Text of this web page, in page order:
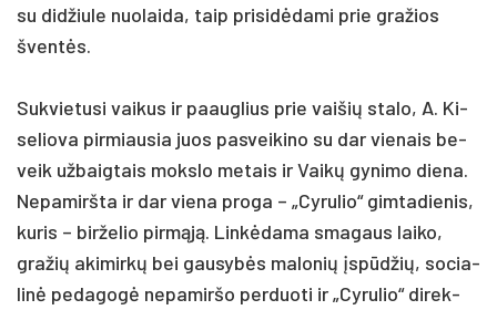
su did­žiu­le nuo­lai­da, taip pri­si­dėda­mi prie gra­žios
šventės.
Suk­vie­tu­si vai­kus ir paaug­lius prie vai­šių sta­lo, A. Ki­
se­lio­va pir­miau­sia juos pa­svei­ki­no su dar vie­nais be­
veik už­baig­tais moks­lo me­tais ir Vaikų gy­ni­mo die­na.
Ne­pa­mirš­ta ir dar vie­na pro­ga – „Cy­ru­lio“ gim­ta­die­nis,
ku­ris – bir­že­lio pirmąją. Linkė­da­ma sma­gaus lai­ko,
gra­žių aki­mirkų bei gau­sybės ma­lo­nių įspūdžių, so­cia­
linė pe­da­gogė ne­pa­mir­šo per­duo­ti ir „Cy­ru­lio“ di­rek­